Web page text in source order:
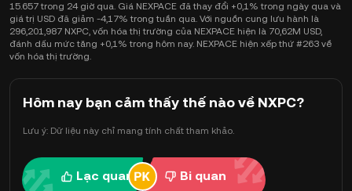
15.657 trong 24 giờ qua. Giá NEXPACE đã thay đổi +0,1% trong ngày qua và
giá trị USD đã giảm -4,17% trong tuần qua. Với nguồn cung lưu hành là
296,201,987 NXPC, vốn hóa thị trường của NEXPACE hiện là 70,62M USD,
đánh dấu mức tăng +0,1% trong hôm nay. NEXPACE hiện xếp thứ #263 về
vốn hóa thị trường.
Hôm nay bạn cảm thấy thế nào về NXPC?
Lưu ý: Dữ liệu này chỉ mang tính chất tham khảo.
Lạc quan Bi quan